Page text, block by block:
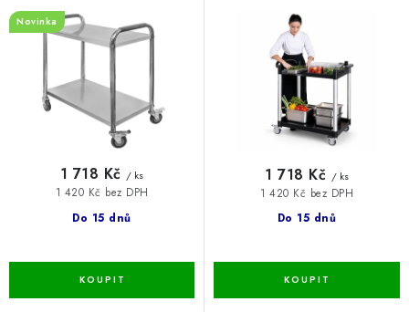
Cookies
Bezpečnostní certifikáty Moje objednávka
d
u
o
d
Novinka
Do 15 dnů
1 420 Kč bez DPH
1 718 Kč / ks
Do 15 dnů
1 420 Kč bez DPH
1 718 Kč / ks